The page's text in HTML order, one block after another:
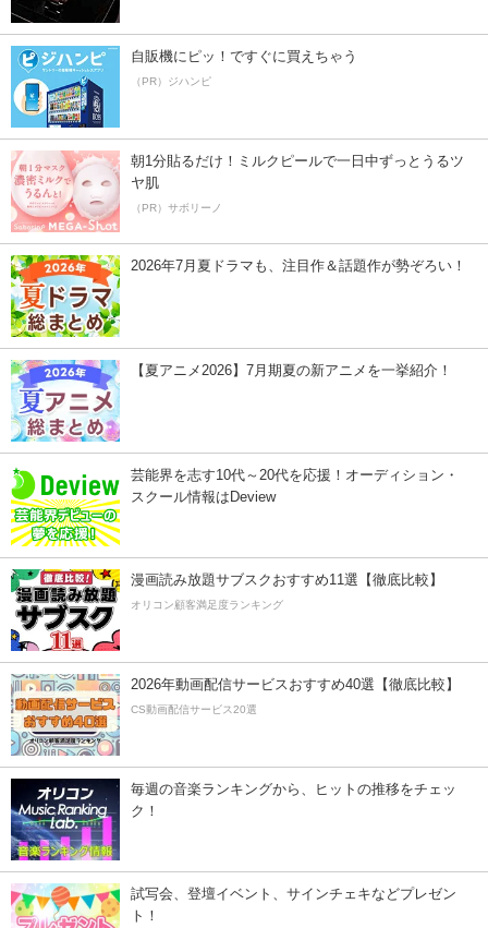
自販機にピッ！ですぐに買えちゃう
（PR）ジハンピ
朝1分貼るだけ！ミルクピールで一日中ずっとうるツ
ヤ肌
（PR）サボリーノ
2026年7月夏ドラマも、注目作＆話題作が勢ぞろい！
【夏アニメ2026】7月期夏の新アニメを一挙紹介！
芸能界を志す10代～20代を応援！オーディション・
スクール情報はDeview
漫画読み放題サブスクおすすめ11選【徹底比較】
オリコン顧客満足度ランキング
2026年動画配信サービスおすすめ40選【徹底比較】
CS動画配信サービス20選
毎週の音楽ランキングから、ヒットの推移をチェッ
ク！
試写会、登壇イベント、サインチェキなどプレゼン
ト！